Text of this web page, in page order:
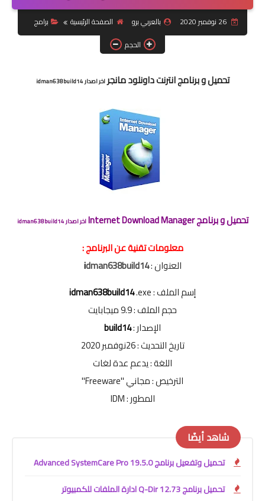
شبكات تواصل اجتماعي
أندرويد
26 نوفمبر 2020 بالعربي برو الصفحة الرئيسية
برامج
الحجم
تحميل و برنامج انترنت داونلود مانجراخر اصدار idman638build14
تحميل و برنامج Internet Download Manager اخر اصدار idman638build14
معلومات تقنية عن البرنامج :
العنوان :
idman638build14
إسم الملف :
idman638build14.exe
حجم الملف : 9.9 ميجابايت
الإصدار :build14
تاريخ التحديث : 26نوفمبر 2020
اللغة : يدعم عدة لغات
الترخيص : مجاني ''Freeware''
المطور : IDM
شاهد أيضًا
تحميل وتفعيل برنامج Advanced SystemCare Pro 19.5.0
تحميل برنامج Q-Dir 12.73 ادارة الملفات للكمبيوتر